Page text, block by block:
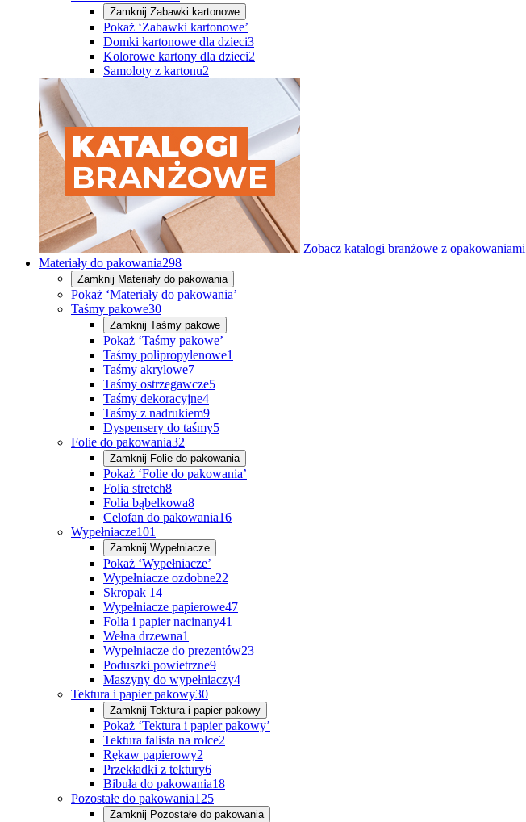
Zamknij Zabawki kartonowe
Pokaż ‘Zabawki kartonowe’
Domki kartonowe dla dzieci3
Kolorowe kartony dla dzieci2
Samoloty z kartonu2
Zobacz katalogi branżowe z opakowaniami
Materiały do pakowania298
Zamknij Materiały do pakowania
Pokaż ‘Materiały do pakowania’
Taśmy pakowe30
Zamknij Taśmy pakowe
Pokaż ‘Taśmy pakowe’
Taśmy polipropylenowe1
Taśmy akrylowe7
Taśmy ostrzegawcze5
Taśmy dekoracyjne4
Taśmy z nadrukiem9
Dyspensery do taśmy5
Folie do pakowania32
Zamknij Folie do pakowania
Pokaż ‘Folie do pakowania’
Folia stretch8
Folia bąbelkowa8
Celofan do pakowania16
Wypełniacze101
Zamknij Wypełniacze
Pokaż ‘Wypełniacze’
Wypełniacze ozdobne22
Skropak 14
Wypełniacze papierowe47
Folia i papier nacinany41
Wełna drzewna1
Wypełniacze do prezentów23
Poduszki powietrzne9
Maszyny do wypełniaczy4
Tektura i papier pakowy30
Zamknij Tektura i papier pakowy
Pokaż ‘Tektura i papier pakowy’
Tektura falista na rolce2
Rękaw papierowy2
Przekładki z tektury6
Bibuła do pakowania18
Pozostałe do pakowania125
Zamknij Pozostałe do pakowania